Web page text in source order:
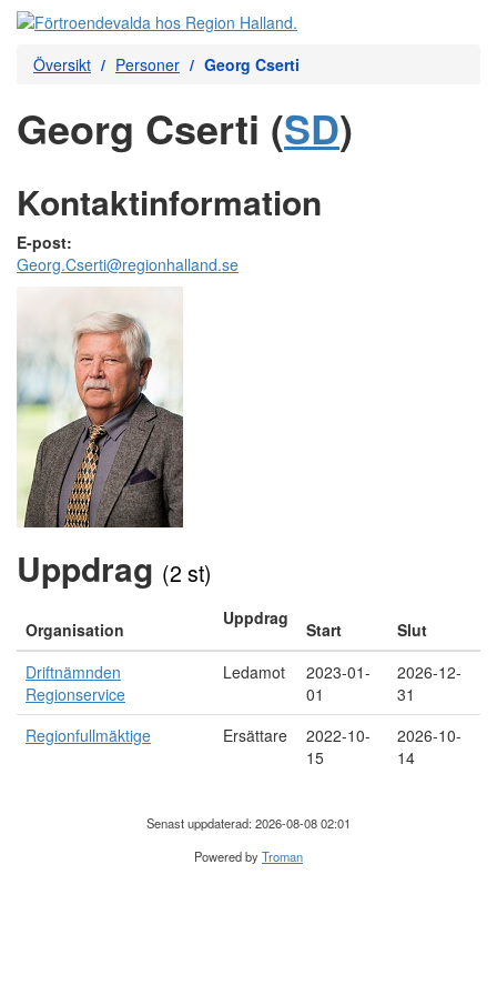
Översikt Personer Georg Cserti
Georg Cserti (SD)
Kontaktinformation
E-post:
Georg.Cserti@regionhalland.se
Uppdrag (2 st)
Organisation
Uppdrag
Start
Slut
Driftnämnden
Regionservice
Ledamot
2023-01-
01
2026-12-
31
Regionfullmäktige
Ersättare
2022-10-
15
2026-10-
14
Senast uppdaterad: 2026-08-08 02:01
Powered byTroman